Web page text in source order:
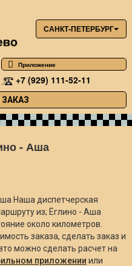
САНКТ-ПЕТЕРБУРГ
Приложение
+7 (929) 111-52-11
- Аша
Наша диспетчерская
из; Ёглино - Аша
около километров.
заказа, сделать заказ и
можно сделать расчет на
приложении или